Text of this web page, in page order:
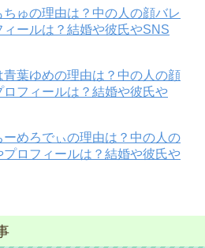
ゅの理由は？中の人の顔バレ
ールは？結婚や彼氏やSNS
葉ゆめの理由は？中の人の顔
フィールは？結婚や彼氏や
めろでぃの理由は？中の人の
ロフィールは？結婚や彼氏や